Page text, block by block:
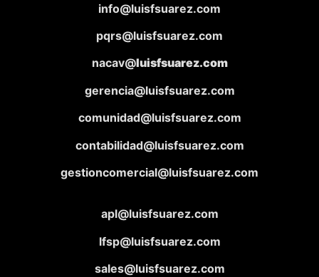
info@luisfsuarez.com
pqrs@luisfsuarez.com
nacav@luisfsuarez.com
gerencia@luisfsuarez.com
comunidad@luisfsuarez.com
contabilidad@luisfsuarez.com
gestioncomercial@luisfsuarez.com
apl@luisfsuarez.com
lfsp@luisfsuarez.com
sales@luisfsuarez.com